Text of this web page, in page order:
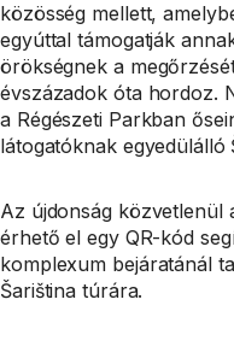
közösség mellett,
egyúttal támogatják
örökségnek a
évszázadok óta hordoz.
a Régészeti Parkban
látogatóknak egyedülálló
Az újdonság közvetlenül
érhető el egy QR-kód
komplexum bejáratánál
Šariština túrára.